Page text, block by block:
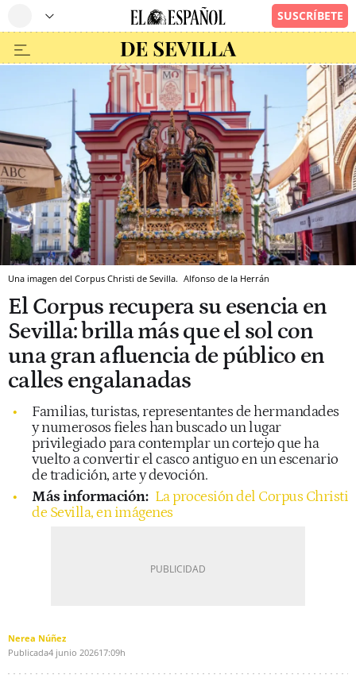
Una imagen del Corpus Christi de Sevilla. Alfonso de la Herrán
El Corpus recupera su esencia en
Sevilla: brilla más que el sol con
una gran afluencia de público en
calles engalanadas
Familias, turistas, representantes de hermandades
y numerosos fieles han buscado un lugar
privilegiado para contemplar un cortejo que ha
vuelto a convertir el casco antiguo en un escenario
de tradición, arte y devoción.
Más información: La procesión del Corpus Christi
de Sevilla, en imágenes
Nerea Núñez
Publicada4 junio 202617:09h